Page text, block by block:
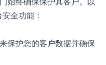
全功能：
保护您的客户数据并确保